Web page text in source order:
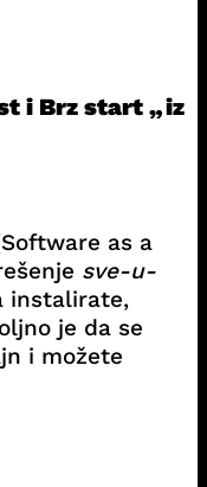
i Brz start „iz
as a
sve-u-
instalirate,
je da se
i možete